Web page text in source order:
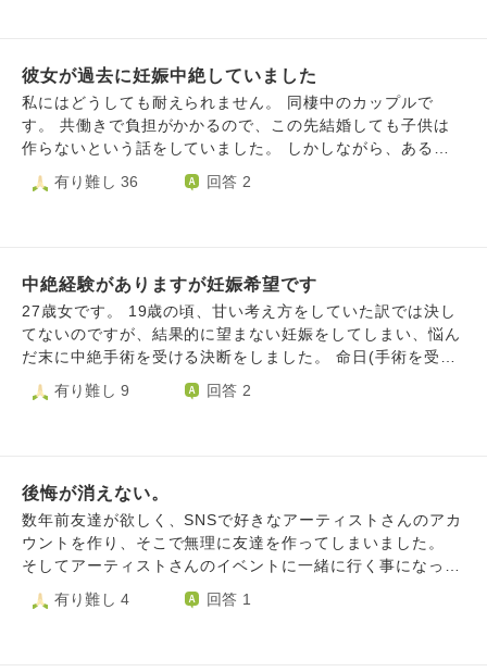
ば良いのか等色々考えてしまっております。叱責、ご助言頂
けますと幸いです。
彼女が過去に妊娠中絶していました
私にはどうしても耐えられません。 同棲中のカップルで
す。 共働きで負担がかかるので、この先結婚しても子供は
作らないという話をしていました。 しかしながら、ある日
過去に元彼に孕まされて中絶していたことが発覚しました。
彼女のことは好きですが、正直別れを考えるほどにショック
て殺しに行きたい程に憎いです。もう私の子供を産んでくれ
る気がないなら、いっそ汚れた子宮を摘出して欲しいとさえ
思っています。 別れるのが1番だと思いますが、今更他の方
を探す気力はもう湧きません。 私はどうしたらこの憎しみ
有り難し 36 回答 2
中絶経験がありますが妊娠希望です
27歳女です。 19歳の頃、甘い考え方をしていた訳では決し
てないのですが、結果的に望まない妊娠をしてしまい、悩ん
だ末に中絶手術を受ける決断をしました。 命日(手術を受け
た日)には毎年水子供養ができるお寺に足を運んでいます
が、そこでなんと言葉をかけたらよいのか、正解が分からず
のお相手とは別の方と結婚をし、現在27歳となり、子供を授
かりたいと強く思うようになりました。 ですがやはり私が
授かりたいと願うのは身勝手だろう、もし授かれたとしても
私の過去の行いのせいで子供が健康な状態で生まれてこれな
のような行動、考え方をしていけばよいでしょうか。
有り難し 9 回答 2
後悔が消えない。
数年前友達が欲しく、SNSで好きなアーティストさんのアカ
ウントを作り、そこで無理に友達を作ってしまいました。
そしてアーティストさんのイベントに一緒に行く事になった
のですが、正直馬が合わずぎこちなく接してしまい、その後
は自分から距離を置いてしまいました。 ですがアーティス
有り難し 4 回答 1